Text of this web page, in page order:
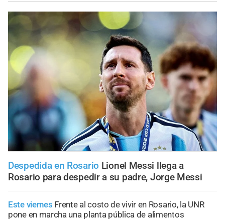
Despedida en Rosario Lionel Messi llega a
Rosario para despedir a su padre, Jorge Messi
Este viernes Frente al costo de vivir en Rosario, la UNR
pone en marcha una planta pública de alimentos